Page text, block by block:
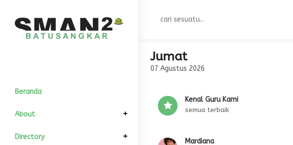
Beranda
About
Elemen Pimpinan
Directory
Jumat
07 Agustus 2026
Kenal Guru Kami
semua terbaik
Mardiana